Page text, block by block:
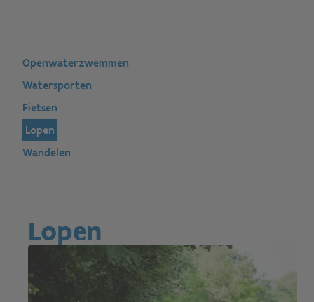
Openwaterzwemmen
Watersporten
Fietsen
Lopen
Wandelen
Lopen